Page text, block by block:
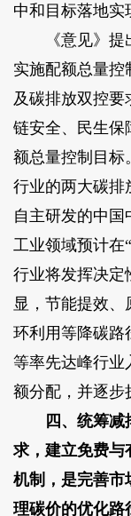
中和目标落地实
《意见》提出
实施配额总量控
及碳排放双控要
链安全、民生保
额总量控制目标
行业的两大碳排
自主研发的中国
工业领域预计在
行业将发挥决定
显，节能提效
环利用等降碳路
等率先达峰行业
额分配，并逐步
四、统筹
求，建立免费与
机制，是完善市
理碳价的优化路